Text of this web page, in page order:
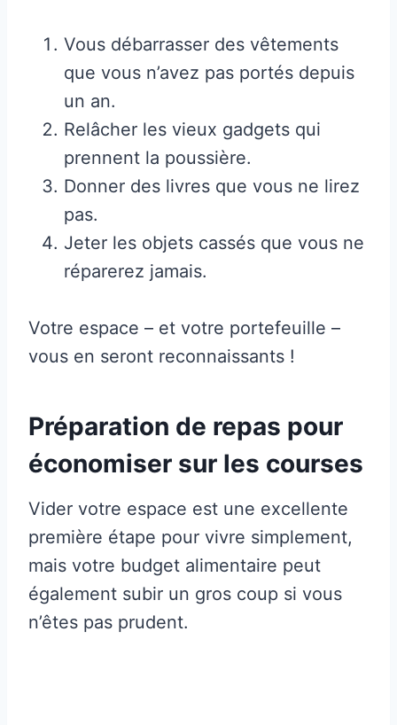
Vous débarrasser des vêtements
que vous n’avez pas portés depuis
un an.
Relâcher les vieux gadgets qui
prennent la poussière.
Donner des livres que vous ne lirez
pas.
Jeter les objets cassés que vous ne
réparerez jamais.
Votre espace – et votre portefeuille –
vous en seront reconnaissants !
Préparation de repas pour
économiser sur les courses
Vider votre espace est une excellente
première étape pour vivre simplement,
mais votre budget alimentaire peut
également subir un gros coup si vous
n’êtes pas prudent.